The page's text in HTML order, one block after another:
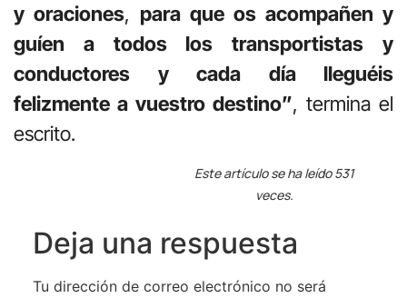
y oraciones, para que os acompañen y
guíen a todos los transportistas y
conductores y cada día lleguéis
felizmente a vuestro destino”, termina el
escrito.
Este artículo se ha leído 531
veces.
Deja una respuesta
Tu dirección de correo electrónico no será